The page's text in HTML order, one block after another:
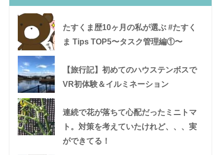
たすくま歴10ヶ月の私が選ぶ #たすく
ま Tips TOP5〜タスク管理編①〜
【旅行記】初めてのハウステンボスで
VR初体験＆イルミネーション
連続で花が落ちて心配だったミニトマ
ト。対策を考えていたけれど、、、実
ができてる！